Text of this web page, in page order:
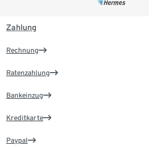
Zahlung
Rechnung
Ratenzahlung
Bankeinzug
Kreditkarte
Paypal